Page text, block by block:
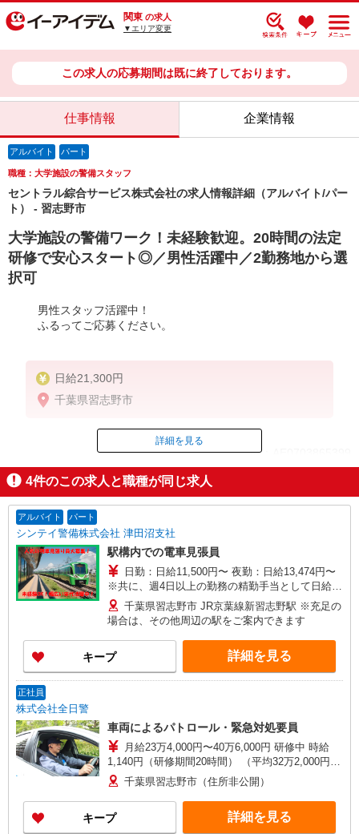
関東 の求人
▼エリア変更
この求人の応募期間は既に終了しております。
仕事情報 企業情報
アルバイト パート
職種：大学施設の警備スタッフ
セントラル綜合サービス株式会社の求人情報詳細（アルバイト/パー
ト） - 習志野市
大学施設の警備ワーク！未経験歓迎。20時間の法定
研修で安心スタート◎／男性活躍中／2勤務地から選
択可
男性スタッフ活躍中！
ふるってご応募ください。
日給21,300円
千葉県習志野市
ID：AE0703865399
掲載期間終了
詳細を見る
4件のこの求人と職種が同じ求人
アルバイト パート
シンテイ警備株式会社 津田沼支社
駅構内での電車見張員
日勤：日給11,500円〜 夜勤：日給13,474円〜
※共に、週4日以上の勤務の精勤手当として日給に
＋1,000円含む 日勤はMAX日収12,500円 基本：
日給10,500円 列車見張員資格取得で＋500円
（週4日以上の同業務勤務時は＋1,000円） 精勤
手当：＋1,000円 夜勤はMAX日収14,474円 基
本：日給12,474円 列車見張員資格取得で＋500
円（週4日以上の同業務勤務時＋1,000円） 精勤
千葉県習志野市 JR京葉線新習志野駅 ※充足の
場合は、その他周辺の駅をご案内できます
キープ 詳細を見る
正社員
株式会社全日警
車両によるパトロール・緊急対処要員
月給23万4,000円〜40万6,000円 研修中 時給
1,140円（研修期間20時間） （平均32万2,000円、
諸手当含実績） 試用期間中の労働条件変更有り ※
入社祝金10万円支給（規定あり）、定期昇給有、
賞与年2回、資格手当有
千葉県習志野市（住所非公開）
キープ 詳細を見る